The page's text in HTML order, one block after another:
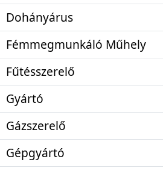
Dohányárus
Fémmegmunkáló Műhely
Fűtésszerelő
Gyártó
Gázszerelő
Gépgyártó